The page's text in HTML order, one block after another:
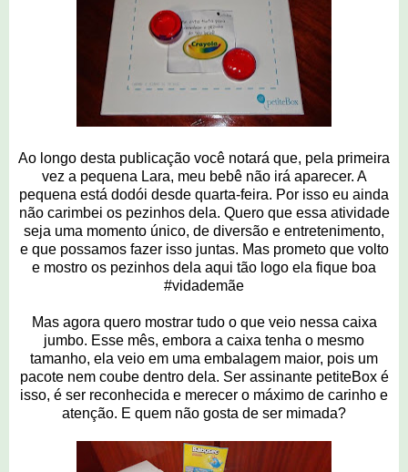
Ao longo desta publicação você notará que, pela primeira
vez a pequena Lara, meu bebê não irá aparecer. A
pequena está dodói desde quarta-feira. Por isso eu ainda
não carimbei os pezinhos dela. Quero que essa atividade
seja uma momento único, de diversão e entretenimento,
e que possamos fazer isso juntas. Mas prometo que volto
e mostro os pezinhos dela aqui tão logo ela fique boa
#vidademãe
Mas agora quero mostrar tudo o que veio nessa caixa
jumbo. Esse mês, embora a caixa tenha o mesmo
tamanho, ela veio em uma embalagem maior, pois um
pacote nem coube dentro dela. Ser assinante petiteBox é
isso, é ser reconhecida e merecer o máximo de carinho e
atenção. E quem não gosta de ser mimada?